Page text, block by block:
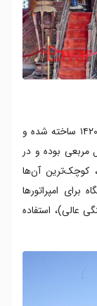
تالار ژانگ هه دیان (Zhonghedian)، که در سال ۱۴۲۰ ساخته شده و
به شکل مربعی بوده و در
کوچک‌ترین آن‌ها
امپراتورها
عالی)، استفاده